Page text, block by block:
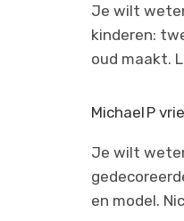
Je wilt
kinderen:
oud maakt.
Michael P
Je wilt
en model.